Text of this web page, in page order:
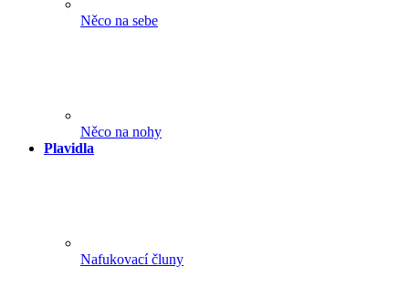
Něco na sebe
Něco na nohy
Plavidla
Nafukovací čluny